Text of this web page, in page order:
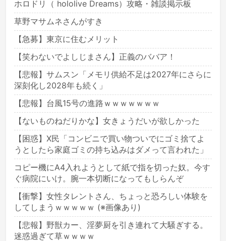
ホロドリ（ hololive Dreams）攻略・雑談掲示板
草野マサムネさんがすき
【急募】東京に住むメリット
【笑わないでよしじまさん】正義のババア！
【悲報】サムスン「メモリ供給不足は2027年にさらに
深刻化し2028年も続く」
【悲報】台風15号の進路ｗｗｗｗｗｗｗ
【ないものねだりかな】女きょうだいが欲しかった
【困惑】X民「コンビニで買い物ついでにゴミ捨てよ
うとしたら家庭ゴミの持ち込みはダメって言われた」
コピー機にA4入れようとして紙で指を切った奴。今す
ぐ病院にいけ。腕一本切断になってもしらんぞ
【衝撃】女性タレントさん、ちょっと恐ろしい体験を
してしまうｗｗｗｗｗ (※画像あり)
【悲報】野獣カー、淫夢厨を引き連れて大騒ぎする。
迷惑過ぎて草ｗｗｗｗ